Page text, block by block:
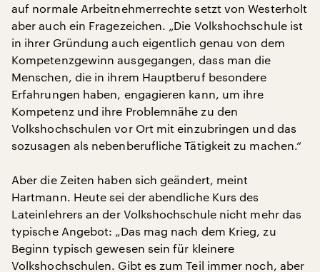
auf normale Arbeitnehmerrechte setzt von Westerholt
aber auch ein Fragezeichen. „Die Volkshochschule ist
in ihrer Gründung auch eigentlich genau von dem
Kompetenzgewinn ausgegangen, dass man die
Menschen, die in ihrem Hauptberuf besondere
Erfahrungen haben, engagieren kann, um ihre
Kompetenz und ihre Problemnähe zu den
Volkshochschulen vor Ort mit einzubringen und das
sozusagen als nebenberufliche Tätigkeit zu machen.“
Aber die Zeiten haben sich geändert, meint
Hartmann. Heute sei der abendliche Kurs des
Lateinlehrers an der Volkshochschule nicht mehr das
typische Angebot: „Das mag nach dem Krieg, zu
Beginn typisch gewesen sein für kleinere
Volkshochschulen. Gibt es zum Teil immer noch, aber